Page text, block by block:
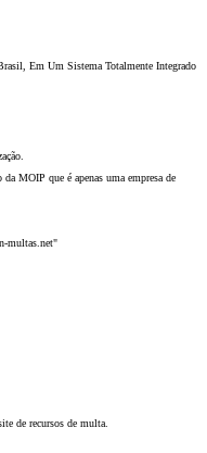
Em Um Sistema Totalmente Integrado
MOIP que é apenas uma empresa de
multas.net"
de recursos de multa.